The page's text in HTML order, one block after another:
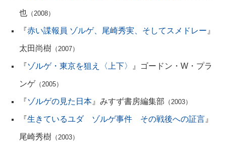
也 （2008）
『赤い諜報員 ゾルゲ、尾崎秀実、そしてスメドレー 』
太田尚樹 （2007）
『ゾルゲ・東京を狙え〈上下〉 』ゴードン・W・プラ
ンゲ （2005）
『ゾルゲの見た日本 』みすず書房編集部 （2003）
『生きているユダ ゾルゲ事件 その戦後への証言 』
尾崎秀樹 （2003）